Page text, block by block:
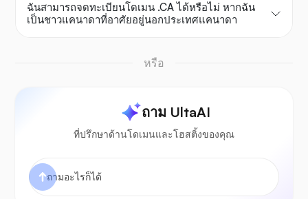
ฉันสามารถจดทะเบียนโดเมน .CA ได้หรือไม่ หากฉัน
เป็นชาวแคนาดาที่อาศัยอยู่นอกประเทศแคนาดา
หรือ
ถาม UltaAI
ที่ปรึกษาด้านโดเมนและโฮสติ้งของคุณ